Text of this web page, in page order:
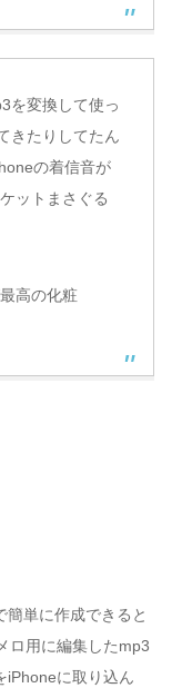
を変換して使っ
きたりしてたん
の着信音が
ットまさぐる
高の化粧
単に作成できると
ロ用に編集したmp3
iPhoneに取り込ん